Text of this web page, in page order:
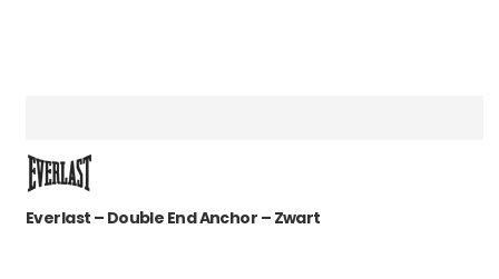
Everlast – Double End Anchor – Zwart